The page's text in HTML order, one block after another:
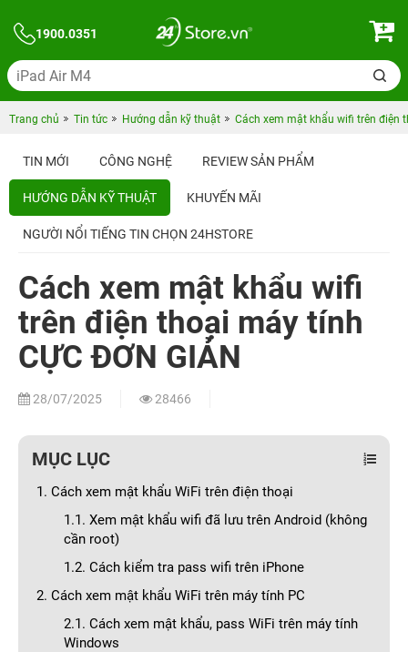
1900.0351
Trang chủ Tin tức Hướng dẫn kỹ thuật Cách xem mật khẩu wifi trên điện
TIN MỚI CÔNG NGHỆ REVIEW SẢN PHẨM
HƯỚNG DẪN KỸ THUẬT KHUYẾN MÃI
NGƯỜI NỔI TIẾNG TIN CHỌN 24HSTORE
Cách xem mật khẩu wifi
trên điện thoại máy tính
CỰC ĐƠN GIẢN
28/07/2025 28466
MỤC LỤC
1. Cách xem mật khẩu WiFi trên điện thoại
1.1. Xem mật khẩu wifi đã lưu trên Android (không
cần root)
1.2. Cách kiểm tra pass wifi trên iPhone
2. Cách xem mật khẩu WiFi trên máy tính PC
2.1. Cách xem mật khẩu, pass WiFi trên máy tính
Windows